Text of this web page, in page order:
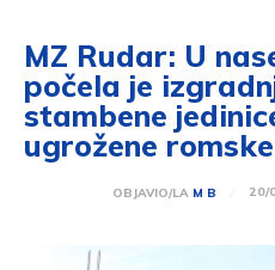
MZ Rudar: U
počela je
stambene
ugrožene
OBJAVIO/LA M B 20/